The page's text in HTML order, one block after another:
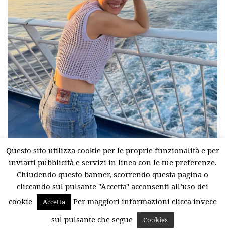
Questo sito utilizza cookie per le proprie funzionalità e per
inviarti pubblicità e servizi in linea con le tue preferenze.
Chiudendo questo banner, scorrendo questa pagina o
cliccando sul pulsante "Accetta" acconsenti all’uso dei
cookie
Accetta
Per maggiori informazioni clicca invece
sul pulsante che segue
Cookies